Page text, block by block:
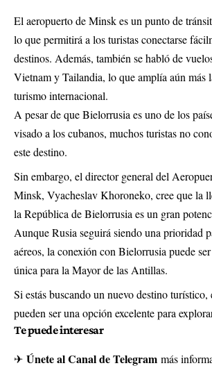
El aeropuerto de Minsk es un punto de
lo que permitirá a los turistas conectarse
destinos. Además, también se habló de
Vietnam y Tailandia, lo que amplía aún más
turismo internacional.
A pesar de que Bielorrusia es uno de los
visado a los cubanos, muchos turistas no
este destino.
Sin embargo, el director general del
Minsk, Vyacheslav Khoroneko, cree que la
la República de Bielorrusia es un gran
Aunque Rusia seguirá siendo una prioridad
aéreos, la conexión con Bielorrusia puede
única para la Mayor de las Antillas.
Si estás buscando un nuevo destino turístico,
pueden ser una opción excelente para
Te puede interesar
✈ Únete al Canal de Telegram más